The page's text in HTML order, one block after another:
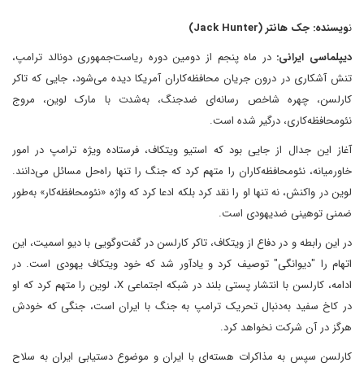
نویسنده: جک هانتر (Jack Hunter)
دیپلماسی ایرانی: در ماه پنجم از دومین دوره ریاست‌جمهوری دونالد ترامپ،
تنش آشکاری در درون جریان محافظه‌کاران آمریکا دیده می‌شود، جایی که تاکر
کارلسن، چهره شاخص رسانه‌ای ضدجنگ، به‌شدت با مارک لوین، مروج
نئومحافظه‌کاری، درگیر شده است.
آغاز این جدال از جایی بود که استیو ویتکاف، فرستاده ویژه ترامپ در امور
خاورمیانه، نئومحافظه‌کاران را متهم کرد که جنگ را تنها راه‌حل مسائل می‌دانند.
لوین در واکنش، نه تنها او را نقد کرد بلکه ادعا کرد که واژه «نئومحافظه‌کار» به‌طور
ضمنی توهینی ضدیهودی است.
در این رابطه و در دفاع از ویتکاف، تاکر کارلسن در گفت‌وگویی با دیو اسمیت، این
اتهام را "دیوانگی" توصیف کرد و یادآور شد که خود ویتکاف یهودی است. در
ادامه، کارلسن با انتشار پستی بلند در شبکه اجتماعی X، لوین را متهم کرد که او
در کاخ سفید به‌دنبال تحریک ترامپ به جنگ با ایران است، جنگی که خودش
هرگز در آن شرکت نخواهد کرد.
کارلسن سپس به مذاکرات هسته‌ای با ایران و موضوع دستیابی ایران به سلاح